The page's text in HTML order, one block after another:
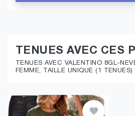
TENUES AVEC CES
TENUES AVEC VALENTINO 8GL-
FEMME, TAILLE UNIQUE (1 TENUES)